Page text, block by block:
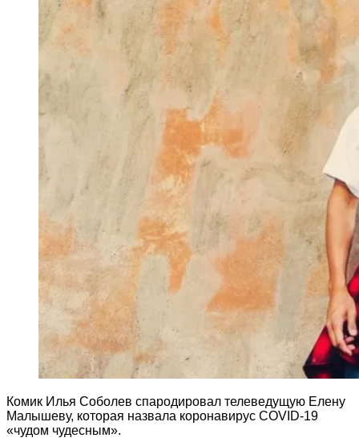
Комик Илья Соболев спародировал телеведущую Елену
Малышеву, которая назвала коронавирус COVID-19
«чудом чудесным».